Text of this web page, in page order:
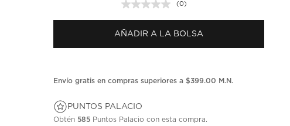
Sin
puntuación.
en
la
(0)
AÑADIR A LA BOLSA
Envío gratis en compras superiores a $399.00 M.N.
PUNTOS PALACIO
Obtén585 Puntos Palacio con esta compra.